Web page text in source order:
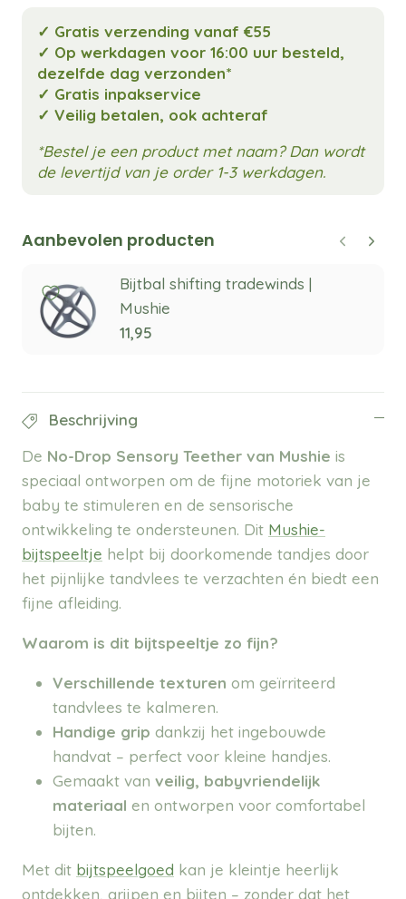
✓ Gratis verzending vanaf €55
✓ Op werkdagen voor 16:00 uur besteld,
dezelfde dag verzonden*
✓ Gratis inpakservice
✓ Veilig betalen, ook achteraf
*Bestel je een product met naam? Dan wordt
de levertijd van je order 1-3 werkdagen.
Aanbevolen producten
Bijtbal shifting tradewinds |
Mushie
11,95
Beschrijving
De No-Drop Sensory Teether van Mushie is
speciaal ontworpen om de fijne motoriek van je
baby te stimuleren en de sensorische
ontwikkeling te ondersteunen. Dit Mushie-
bijtspeeltje helpt bij doorkomende tandjes door
het pijnlijke tandvlees te verzachten én biedt een
fijne afleiding.
Waarom is dit bijtspeeltje zo fijn?
Verschillende texturen om geïrriteerd
tandvlees te kalmeren.
Handige grip dankzij het ingebouwde
handvat – perfect voor kleine handjes.
Gemaakt van veilig, babyvriendelijk
materiaal en ontworpen voor comfortabel
bijten.
Met dit bijtspeelgoed kan je kleintje heerlijk
ontdekken, grijpen en bijten – zonder dat het